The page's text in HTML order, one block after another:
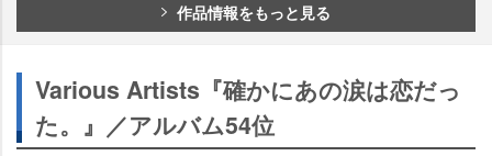
作品情報をもっと見る
Various Artists『確かにあの涙は恋だっ
た。』／アルバム54位